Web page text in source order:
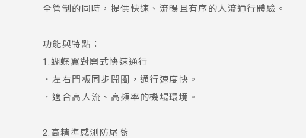
全管制的同時，提供快速、流暢且有序的人流通行體驗。
功能與特點：
1.蝴蝶翼對開式快速通行
．左右門板同步開闔，通行速度快。
．適合高人流、高頻率的機場環境。
2.高精準感測防尾隨